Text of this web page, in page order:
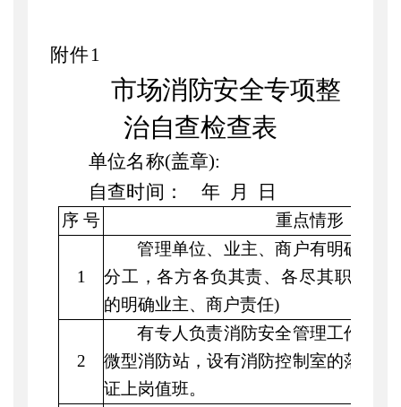
附件1
市场消防安全专项整
治自查检查表
单位名称(盖章):
自查时间：
年 月 日
序 号 重点情形
1
管理单位、业主、商户有明确的消
分工，各方各负其责、各尽其职。
的明确业主、商户责任)
2
有专人负责消防安全管理工作，按
微型消防站，设有消防控制室的落实
证上岗值班。